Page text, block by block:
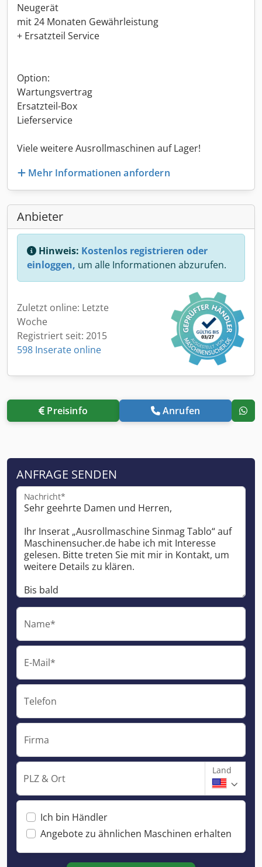
Neugerät
mit 24 Monaten Gewährleistung
+ Ersatzteil Service
Option:
Wartungsvertrag
Ersatzteil-Box
Lieferservice
Viele weitere Ausrollmaschinen auf Lager!
Mehr Informationen anfordern
Anbieter
Hinweis: Kostenlos registrieren oder
einloggen, um alle Informationen abzurufen.
Zuletzt online: Letzte
Woche
Registriert seit: 2015
598 Inserate online
Preisinfo Anrufen
ANFRAGE SENDEN
Nachricht*
Name*
E-Mail*
Telefon
Firma
PLZ & Ort
Land
Ich bin Händler
Angebote zu ähnlichen Maschinen erhalten